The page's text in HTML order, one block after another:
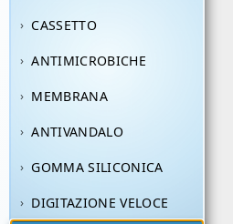
CASSETTO
ANTIMICROBICHE
MEMBRANA
ANTIVANDALO
GOMMA SILICONICA
DIGITAZIONE VELOCE